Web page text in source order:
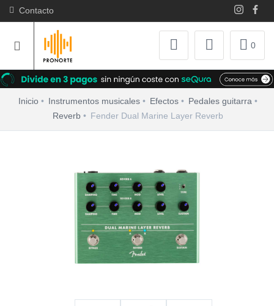
Contacto
0
Inicio Instrumentos musicales Efectos
Pedales guitarra
Reverb
Fender Dual Marine Layer Reverb